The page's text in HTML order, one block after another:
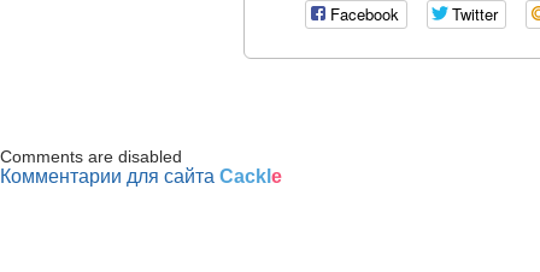
Facebook Twitter
Comments are disabled
Комментарии для сайта Cackl e